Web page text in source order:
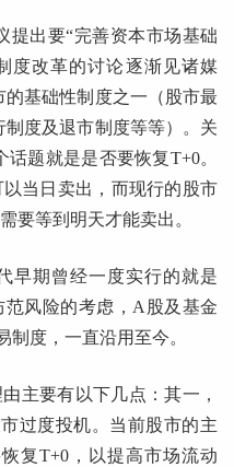
提出要“完善资本市场基础
度改革的讨论逐渐见诸媒
基础性制度之一（股市最
度及退市制度等等）。关
题就是是否要恢复T+0。
当日卖出，而现行的股市
要等到明天才能卖出。
早期曾经一度实行的就是
范风险的考虑，A股及基金
制度，一直沿用至今。
主要有以下几点：其一，
过度投机。当前股市的主
复T+0，以提高市场流动